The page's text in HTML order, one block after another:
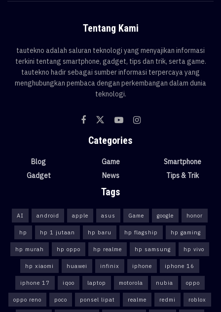
Tentang Kami
tautekno adalah saluran teknologi yang menyajikan informasi
terkini tentang smartphone, gadget, tips dan trik, serta game.
tautekno hadir sebagai sumber informasi terpercaya yang
menghubungkan pembaca dengan perkembangan dalam dunia
teknologi.
Categories
Blog
Gadget
Game
News
Smartphone
Tips & Trik
Tags
AI android apple asus Game google honor
hp hp 1 jutaan hp baru hp flagship hp gaming
hp murah hp oppo hp realme hp samsung hp vivo
hp xiaomi huawei infinix iphone iphone 16
iphone 17 iqoo laptop motorola nubia oppo
oppo reno poco ponsel lipat realme redmi roblox